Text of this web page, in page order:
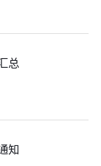
总
知